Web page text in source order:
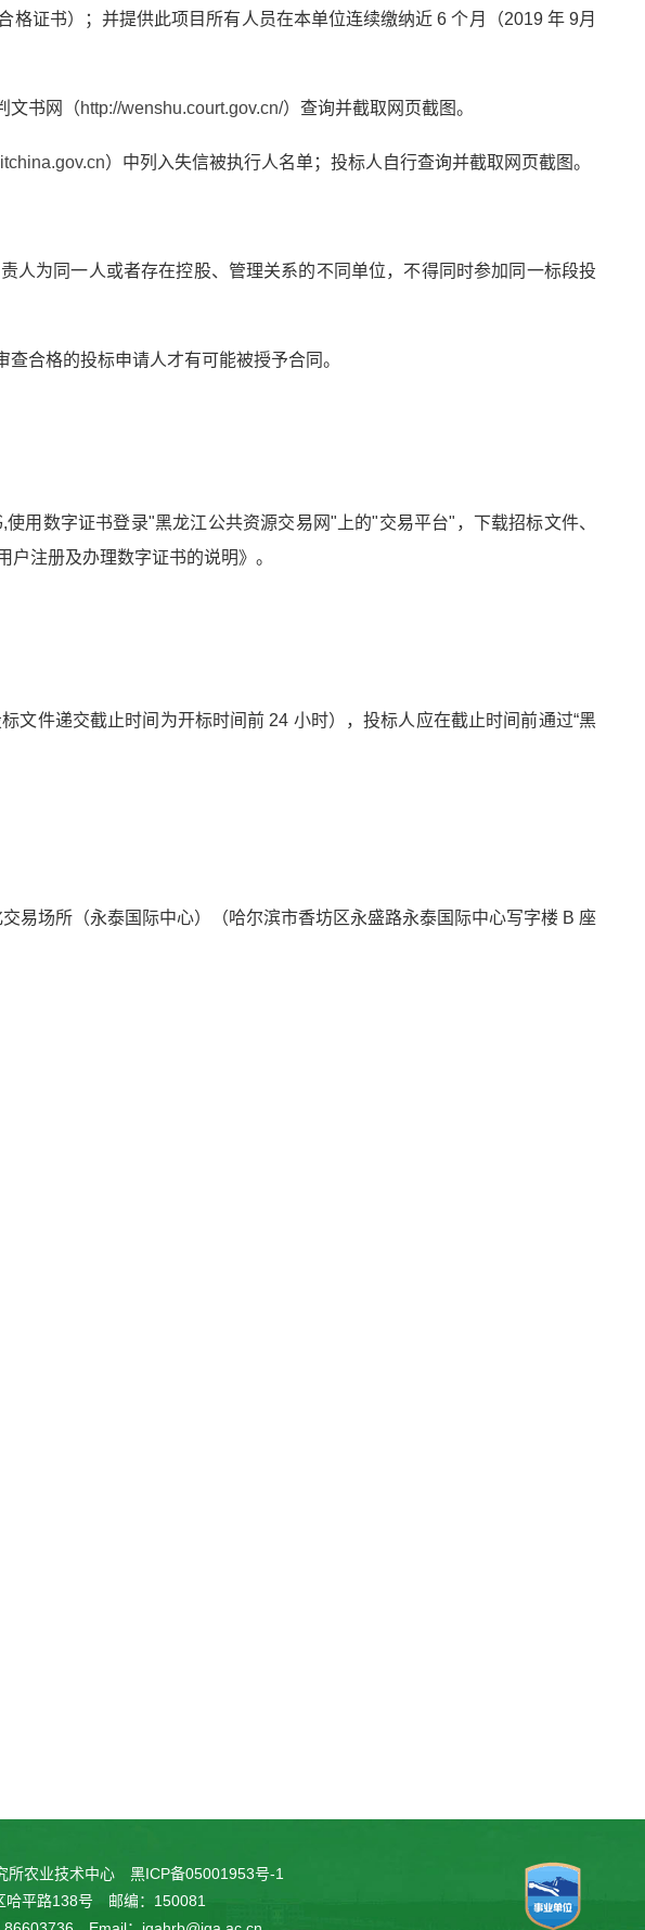
证书）；并提供此项目所有人员在本单位连续缴纳近 6 个月（2019 年 9月
文书网（http://wenshu.court.gov.cn/）查询并截取网页截图。
）中列入失信被执行人名单；投标人自行查询并截取网页截图。
人为同一人或者存在控股、管理关系的不同单位，不得同时参加同一标段投
合格的投标申请人才有可能被授予合同。
用数字证书登录"黑龙江公共资源交易网"上的"交易平台"，下载招标文件、
注册及办理数字证书的说明》。
文件递交截止时间为开标时间前 24 小时），投标人应在截止时间前通过“黑
易场所（永泰国际中心）（哈尔滨市香坊区永盛路永泰国际中心写字楼 B 座
所农业技术中心 黑ICP备05001953号-1
哈平路138号 邮编：150081